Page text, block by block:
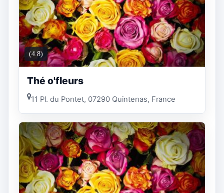
(4.8)
Thé o'fleurs
11 Pl. du Pontet, 07290 Quintenas, France